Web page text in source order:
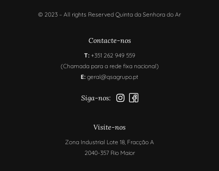
Contacte-nos
T:+351 262 949 559
(Chamada para a rede fixa nacional)
E: geral@qsagrupo.pt
Siga-nos:
© 2023 – All rights Reserved Quinta da Senhora do Ar
Visite-nos
Zona Industrial Lote 18, Fracção A
2040-357 Rio Maior